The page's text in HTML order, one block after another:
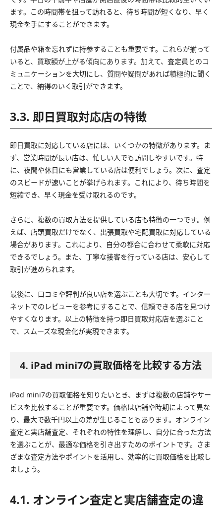
ます。この時間帯を狙って訪れると、待ち時間が短くなり、早く
現金を手にすることができます。
付属品や箱を忘れずに持参することも重要です。これらが揃って
いると、買取額が上がる傾向にあります。加えて、査定員とのコ
ミュニケーションを大切にし、質問や疑問があれば積極的に聞く
ことで、納得のいく取引ができます。
3.3. 即日買取対応店の特徴
即日買取に対応している店には、いくつかの特徴があります。ま
ず、営業時間が長い店は、忙しい人でも訪問しやすいです。特
に、夜間や休日にも営業している店は便利でしょう。次に、査定
のスピードが速いことが挙げられます。これにより、待ち時間を
短縮でき、早く現金を受け取れるのです。
さらに、複数の買取方法を提供している店も特徴の一つです。例
えば、店頭買取だけでなく、出張買取や宅配買取に対応している
場合があります。これにより、自分の都合に合わせて柔軟に対応
できるでしょう。また、丁寧な接客を行っている店は、安心して
取引が進められます。
最後に、口コミや評判が良い店を選ぶことも大切です。インター
ネットでのレビューを参考にすることで、信頼できる店を見つけ
やすくなります。以上の特徴を持つ即日買取対応店を選ぶこと
で、スムーズな現金化が実現できます。
4. iPad mini7の買取価格を比較する方法
iPad mini7の買取価格を知りたいとき、まずは複数の店舗やサー
ビスを比較することが重要です。価格は店舗や時期によって異な
り、最大で数千円以上の差が生じることもあります。オンライン
査定と実店舗査定、それぞれの特性を理解し、自分に合った方法
を選ぶことが、最適な価格を引き出すためのポイントです。さま
ざまな査定方法やポイントを活用し、効率的に買取価格を比較し
ましょう。
4.1. オンライン査定と実店舗査定の違